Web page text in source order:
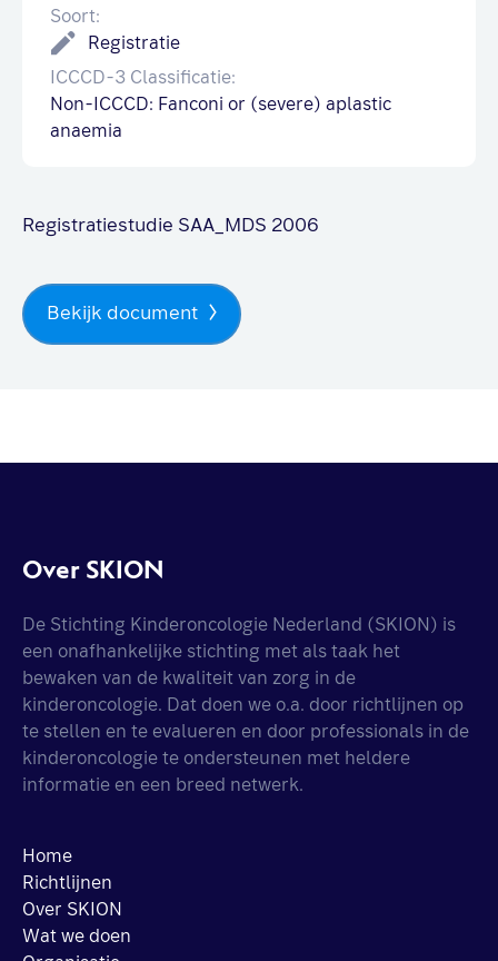
Soort:
Registratie
ICCCD-3 Classificatie:
Non-ICCCD: Fanconi or (severe) aplastic
anaemia
Registratiestudie SAA_MDS 2006
Bekijk document
Over SKION
De Stichting Kinderoncologie Nederland (SKION) is
een onafhankelijke stichting met als taak het
bewaken van de kwaliteit van zorg in de
kinderoncologie. Dat doen we o.a. door richtlijnen op
te stellen en te evalueren en door professionals in de
kinderoncologie te ondersteunen met heldere
informatie en een breed netwerk.
Home
Richtlijnen
Over SKION
Wat we doen